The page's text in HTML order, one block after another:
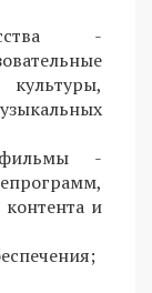
-
-
и